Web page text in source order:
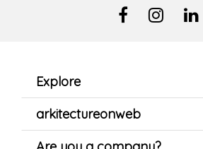
Explore
arkitectureonweb